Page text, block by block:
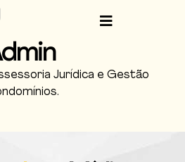
Jurídica e Gestão